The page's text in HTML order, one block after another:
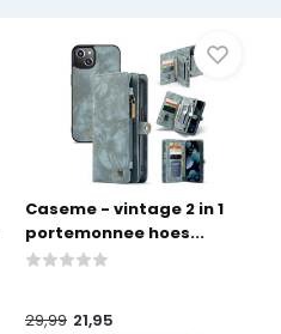
Caseme - vintage 2 in 1
portemonnee hoes...
29,99 21,95